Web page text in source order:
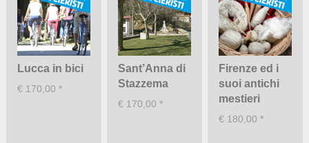
Lucca in bici
€ 170,00 *
Sant’Anna di
Stazzema
€ 170,00 *
Firenze ed i
suoi antichi
mestieri
€ 180,00 *